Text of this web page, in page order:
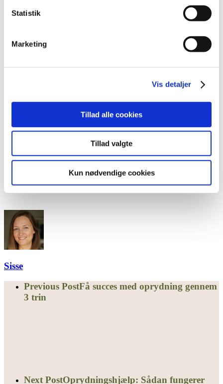
Statistik
Marketing
Vis detaljer
Tillad alle cookies
Tillad valgte
Kun nødvendige cookies
Klar til at få
hjælp?
Hvis du allerede nu føler, at du er klar til at få hjælp, så
også meget velkommen, hvis du blot har et uddybende
spørgsmål.
Sisse
Previous PostFå succes med oprydning gennem
3 trin
Next PostOprydningshjælp: Sådan fungerer